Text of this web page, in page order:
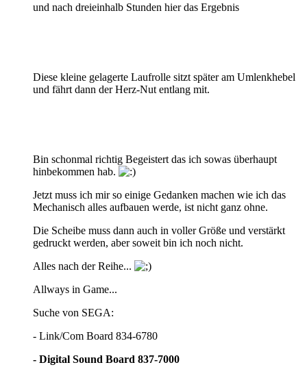
und nach dreieinhalb Stunden hier das Ergebnis
Diese kleine gelagerte Laufrolle sitzt später am Umlenkhebel
und fährt dann der Herz-Nut entlang mit.
Bin schonmal richtig Begeistert das ich sowas überhaupt
hinbekommen hab.
Jetzt muss ich mir so einige Gedanken machen wie ich das
Mechanisch alles aufbauen werde, ist nicht ganz ohne.
Die Scheibe muss dann auch in voller Größe und verstärkt
gedruckt werden, aber soweit bin ich noch nicht.
Alles nach der Reihe...
Allways in Game...
Suche von SEGA:
- Link/Com Board 834-6780
- Digital Sound Board 837-7000